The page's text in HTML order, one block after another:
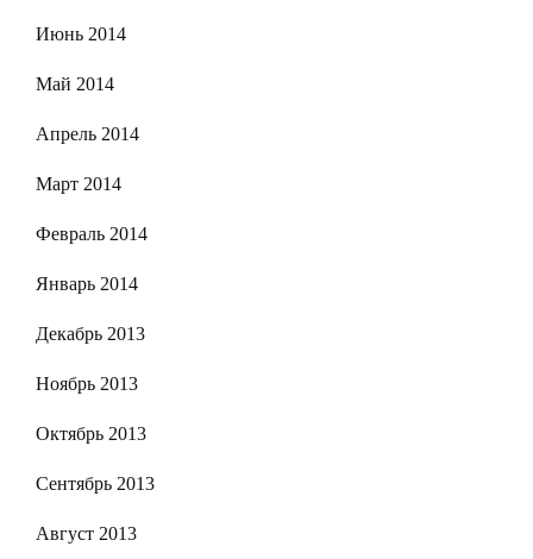
Июнь 2014
Май 2014
Апрель 2014
Март 2014
Февраль 2014
Январь 2014
Декабрь 2013
Ноябрь 2013
Октябрь 2013
Сентябрь 2013
Август 2013